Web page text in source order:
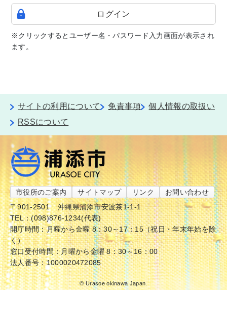
ログイン
※クリックするとユーザー名・パスワード入力画面が表示され
ます。
サイトの利用について 免責事項
個人情報の取扱い
RSSについて
市役所のご案内 サイトマップ リンク
お問い合わせ
〒901-2501
沖縄県浦添市安波茶1-1-1
TEL：(098)876-1234(代表)
開庁時間：月曜から金曜 8：30～17：15（祝日・年末年始を除
く）
窓口受付時間：月曜から金曜 8：30～16：00
法人番号：1000020472085
© Urasoe okinawa Japan.